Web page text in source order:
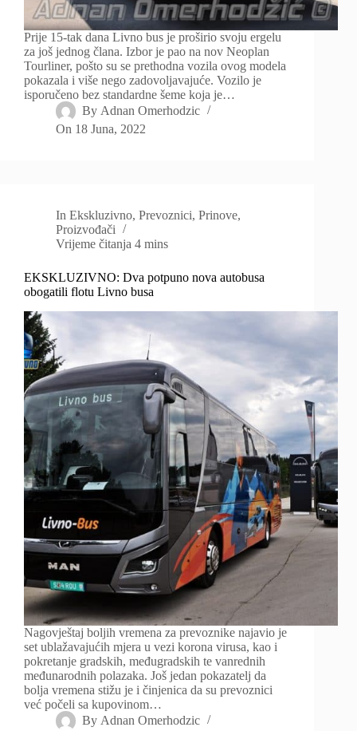
Prije 15-tak dana Livno bus je proširio svoju ergelu
za još jednog člana. Izbor je pao na nov Neoplan
Tourliner, pošto su se prethodna vozila ovog modela
pokazala i više nego zadovoljavajuće. Vozilo je
isporučeno bez standardne šeme koja je…
By Adnan Omerhodzic
On 18 Juna, 2022
In Ekskluzivno,Prevoznici,Prinove,
Proizvođači
Vrijeme čitanja 4 mins
EKSKLUZIVNO: Dva potpuno nova autobusa
obogatili flotu Livno busa
Nagovještaj boljih vremena za prevoznike najavio je
set ublažavajućih mjera u vezi korona virusa, kao i
pokretanje gradskih, međugradskih te vanrednih
međunarodnih polazaka. Još jedan pokazatelj da
bolja vremena stižu je i činjenica da su prevoznici
već počeli sa kupovinom…
By Adnan Omerhodzic